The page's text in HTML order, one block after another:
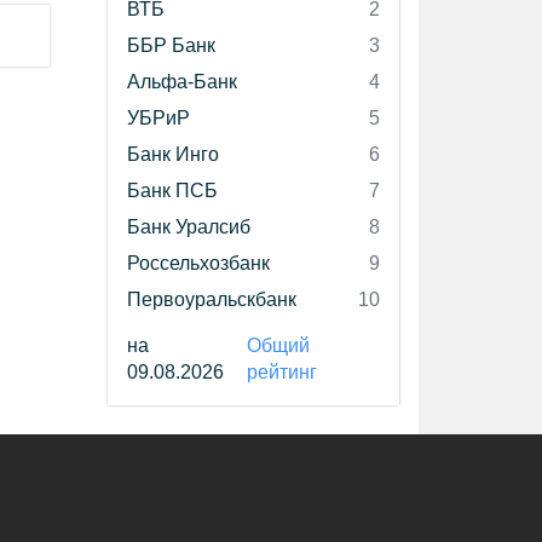
ВТБ
2
ББР Банк
3
Альфа-Банк
4
УБРиР
5
Банк Инго
6
Банк ПСБ
7
Банк Уралсиб
8
Россельхозбанк
9
Первоуральскбанк
10
на
09.08.2026
Общий
рейтинг